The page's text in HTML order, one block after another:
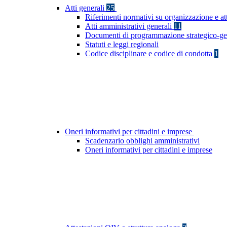
Atti generali 25
Riferimenti normativi su organizzazione e
Atti amministrativi generali 11
Documenti di programmazione strategico-
Statuti e leggi regionali
Codice disciplinare e codice di condotta 1
Oneri informativi per cittadini e imprese
Scadenzario obblighi amministrativi
Oneri informativi per cittadini e imprese